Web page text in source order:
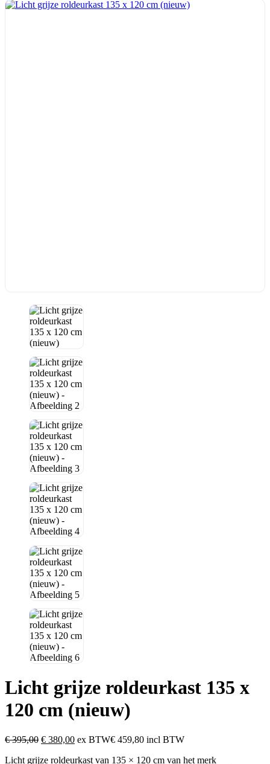
Licht grijze roldeurkast 135 x
120 cm (nieuw)
€395,00 Oorspronkelijke
was:
€ 380,00Huidige
is:
ex BTW€ 459,80 incl BTW
Licht grijze roldeurkast van 135 × 120 cm van het merk